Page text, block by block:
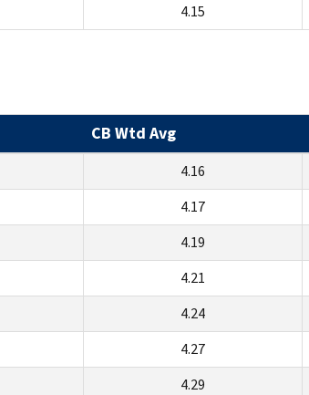
4.15
CB Wtd Avg
4.16
4.17
4.19
4.21
4.24
4.27
4.29